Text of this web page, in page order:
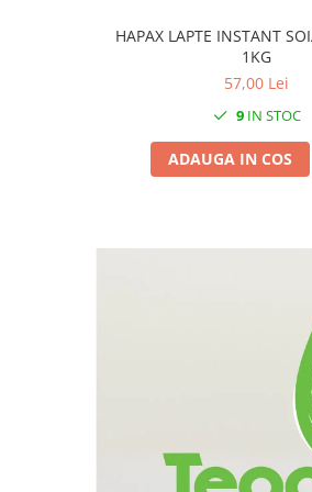
HAPAX LAPTE INSTANT
1KG
57,00 Lei
9IN STOC
ADAUGA IN COS